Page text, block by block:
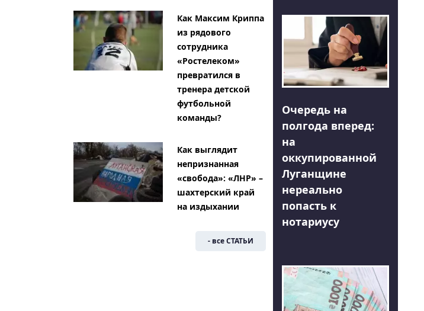
Как Максим Криппа
из рядового
сотрудника
«Ростелеком»
превратился в
тренера детской
футбольной
команды?
Как выглядит
непризнанная
«свобода»: «ЛНР» –
шахтерский край
на издыхании
- все СТАТЬИ
Очередь на
полгода вперед:
на
оккупированной
Луганщине
нереально
попасть к
нотариусу